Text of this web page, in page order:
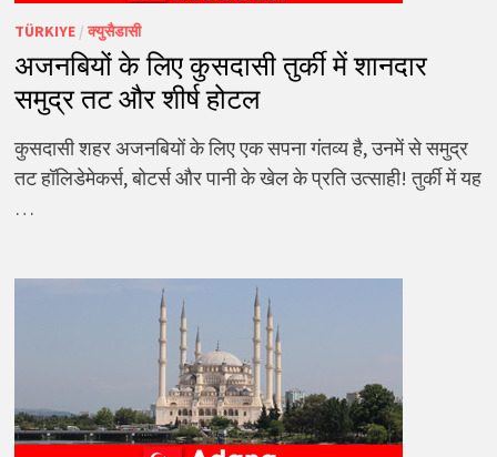
TÜRKIYE/क्युसैडासी
अजनबियों के लिए कुसदासी तुर्की में शानदार
समुद्र तट और शीर्ष होटल
कुसदासी शहर अजनबियों के लिए एक सपना गंतव्य है, उनमें से समुद्र
तट हॉलिडेमेकर्स, बोटर्स और पानी के खेल के प्रति उत्साही! तुर्की में यह
…